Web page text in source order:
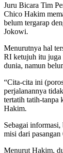
Juru Bicara Tim
Chico Hakim
belum tergarap
Jokowi.
Menurutnya hal
RI ketujuh itu juga
dunia, namun
“Cita-cita ini
perjalanannya
tertatih tatih-tanpa
Hakim.
Sebagai
misi dari
Menurut Hakim,